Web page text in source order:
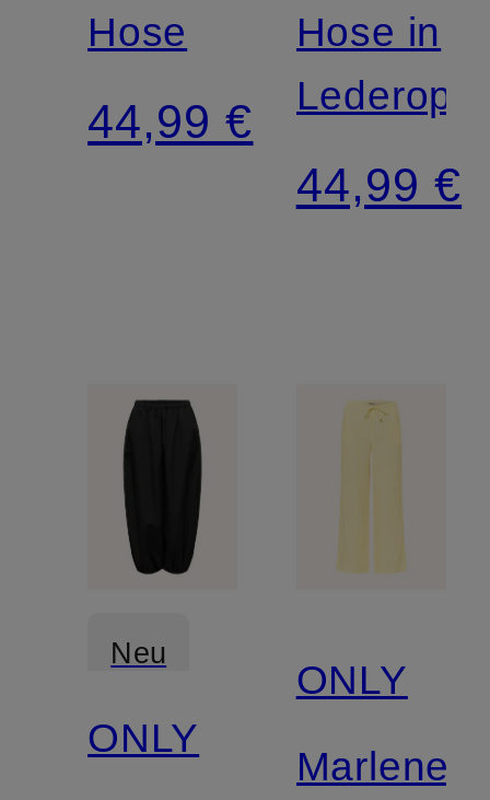
Hose
44,99 €
Hose in
44,99 €
Neu
ONLY
ONLY